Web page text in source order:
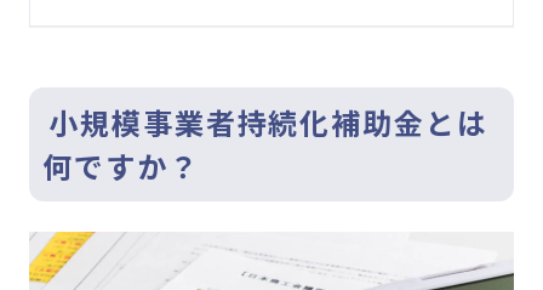
小規模事業者持続化補助金とは
何ですか？